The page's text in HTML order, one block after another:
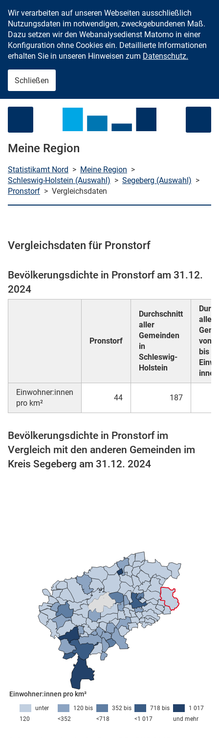
Zum Inhalt springen
Wir verarbeiten auf unseren Webseiten ausschließlich
Nutzungsdaten im notwendigen, zweckgebundenen Maß.
Dazu setzen wir den Webanalysedienst Matomo in einer
Konfiguration ohne Cookies ein. Detaillierte Informationen
erhalten Sie in unseren Hinweisen zum Datenschutz.
Schließen
Meine Region
Statistikamt Nord > Meine Region >
Schleswig-Holstein (Auswahl) > Segeberg (Auswahl) >
Pronstorf > Vergleichsdaten
Vergleichsdaten für Pronstorf
Bevölkerungsdichte in Pronstorf am 31.12.
2024
Pronstorf
Durchschnitt
aller
Gemeinden
in
Schleswig-
Holstein
aller
von
bis 4
innen
Einwohner:innen
pro km²
44 187
Bevölkerungsdichte in Pronstorf im
Vergleich mit den anderen Gemeinden im
Kreis Segeberg am 31.12. 2024
Einwohner:innen pro km²
1 017
und mehr
718 bis
<1 017
352 bis
<718
120 bis
<352
unter
120